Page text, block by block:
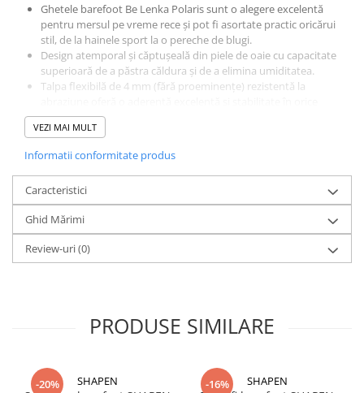
Ghetele barefoot Be Lenka Polaris sunt o alegere excelentă
pentru mersul pe vreme rece și pot fi asortate practic oricărui
stil, de la hainele sport la o pereche de blugi.
Design atemporal și căptușeală din piele de oaie cu capacitate
superioară de a păstra căldura și de a elimina umiditatea.
Talpa flexibilă de 4 mm (fără proeminențe) rezistentă la
condiții.
Talpa DeepGrip este concepută pentru o mai bună stabilitate
pe diferite suprafețe.
Talpa anti-alunecare cu aderență unică asigură stabilitate și
tracțiune excelente.
Imită perfect mersul descult, așa cum a fost conceput de
natură.
Curățare și întreținere ușoară cu o perie moale și o cârpă
de rezistență la apă, recomandăm aplicarea regulată a unui
Zona degetelor largă, anatomică, care respectă forma
Greutate mică
VEZI MAI MULT
Informatii conformitate produs
Caracteristici
Ghid Mărimi
Review-uri(0)
PRODUSE SIMILARE
-20% SHAPEN -16% SHAPEN